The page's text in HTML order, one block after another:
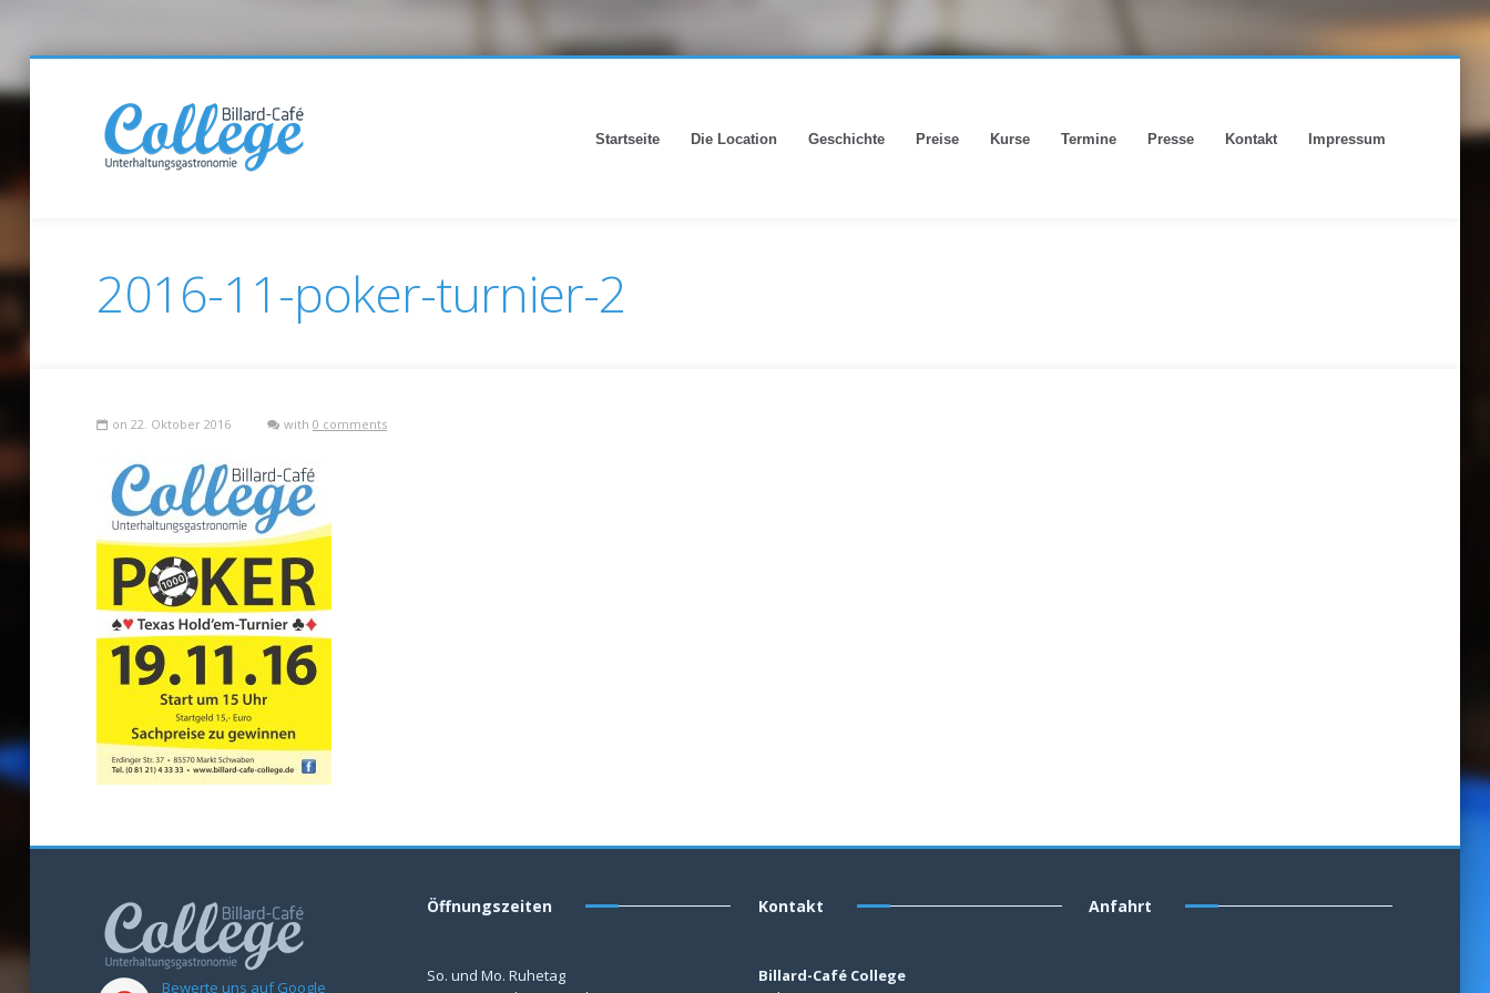
Startseite Die Location Geschichte Preise Kurse Termine Presse Kontakt Impressum
2016-11-poker-turnier-2
on 22. Oktober 2016 with 0 comments
Bewerte uns auf Google
Öffnungszeiten
So. und Mo. Ruhetag
Kontakt
Billard-Café College
Anfahrt